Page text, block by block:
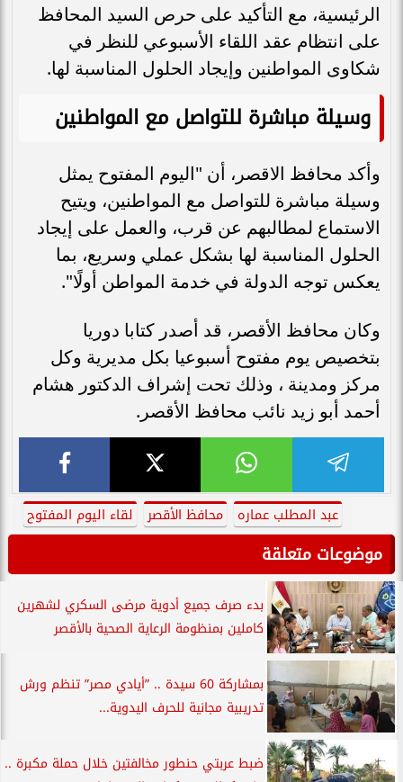
الرئيسية، مع التأكيد على حرص السيد المحافظ
على انتظام عقد اللقاء الأسبوعي للنظر في
شكاوى المواطنين وإيجاد الحلول المناسبة لها.
وسيلة مباشرة للتواصل مع المواطنين
وأكد محافظ الاقصر، أن "اليوم المفتوح يمثل
وسيلة مباشرة للتواصل مع المواطنين، ويتيح
الاستماع لمطالبهم عن قرب، والعمل على إيجاد
الحلول المناسبة لها بشكل عملي وسريع، بما
يعكس توجه الدولة في خدمة المواطن أولًا".
وكان محافظ الأقصر، قد أصدر كتابا دوريا
بتخصيص يوم مفتوح أسبوعيا بكل مديرية وكل
مركز ومدينة ، وذلك تحت إشراف الدكتور هشام
أحمد أبو زيد نائب محافظ الأقصر.
عبد المطلب عماره محافظ الأقصر لقاء اليوم المفتوح
موضوعات متعلقة
بدء صرف جميع أدوية مرضى السكري لشهرين
كاملين بمنظومة الرعاية الصحية بالأقصر
بمشاركة 60 سيدة .. ”أيادي مصر” تنظم ورش
تدريبية مجانية للحرف اليدوية...
ضبط عربتي حنطور مخالفتين خلال حملة مكبرة ..